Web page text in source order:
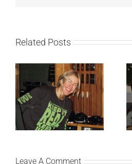
Related Posts
Ellie Goulding otkriva
nežniju stranu novim
singlom „4 Seasons“
Leave A Comment